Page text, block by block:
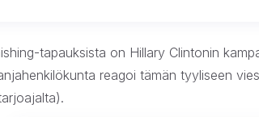
tapauksista on Hillary Clintonin
reagoi tämän tyyliseen